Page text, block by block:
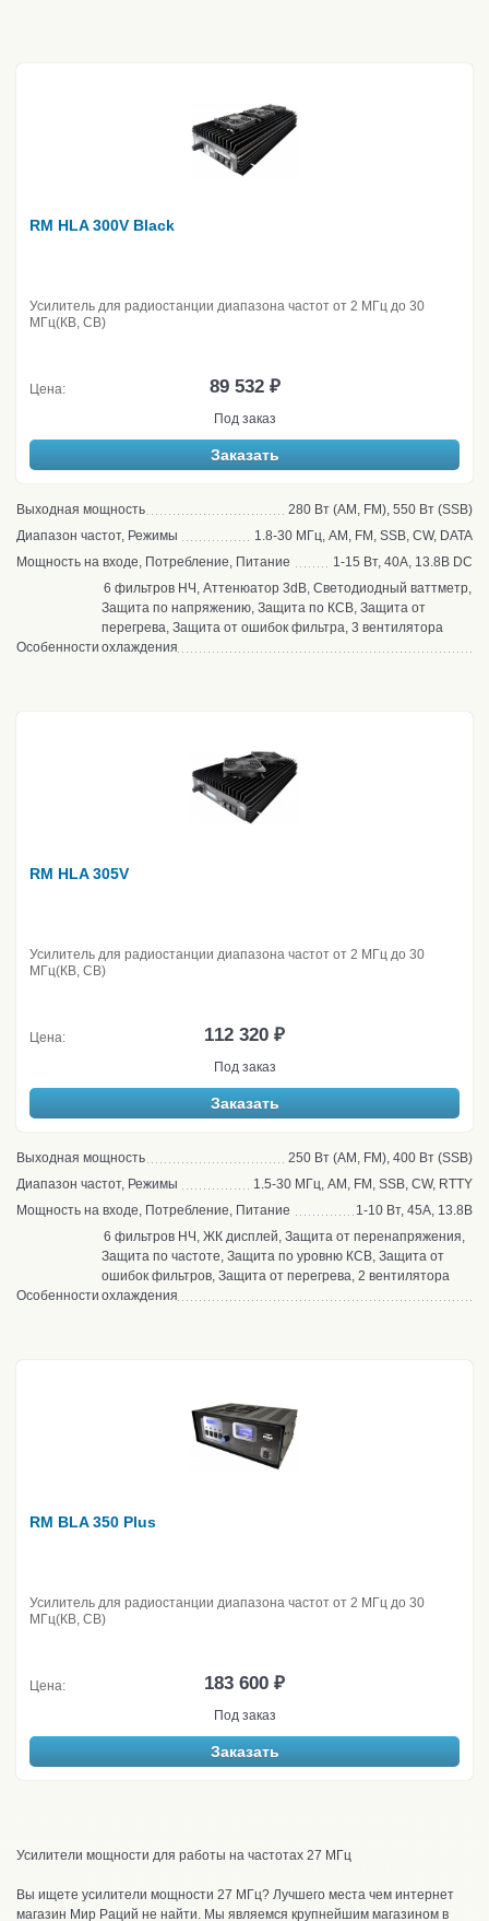
RM HLA 300V Black
Усилитель для радиостанции диапазона частот от 2 МГц до 30
МГц(КВ, CB)
Цена: 89 532 ₽
Под заказ
Заказать
Выходная мощность
280 Вт (AM, FM), 550 Вт (SSB)
Диапазон частот, Режимы
1.8-30 МГц, AM, FM, SSB, CW, DATA
Мощность на входе, Потребление, Питание
1-15 Вт, 40А, 13.8В DC
Особенности
6 фильтров НЧ, Аттенюатор 3dB, Светодиодный ваттметр,
Защита по напряжению, Защита по КСВ, Защита от
перегрева, Защита от ошибок фильтра, 3 вентилятора
охлаждения
RM HLA 305V
Усилитель для радиостанции диапазона частот от 2 МГц до 30
МГц(КВ, CB)
Цена: 112 320 ₽
Под заказ
Заказать
Выходная мощность
250 Вт (AM, FM), 400 Вт (SSB)
Диапазон частот, Режимы
1.5-30 МГц, AM, FM, SSB, CW, RTTY
Мощность на входе, Потребление, Питание
1-10 Вт, 45А, 13.8В
Особенности
6 фильтров НЧ, ЖК дисплей, Защита от перенапряжения,
Защита по частоте, Защита по уровню КСВ, Защита от
ошибок фильтров, Защита от перегрева, 2 вентилятора
охлаждения
RM BLA 350 Plus
Усилитель для радиостанции диапазона частот от 2 МГц до 30
МГц(КВ, CB)
Цена: 183 600 ₽
Под заказ
Заказать
Усилители мощности для работы на частотах 27 МГц
Вы ищете усилители мощности 27 МГц? Лучшего места чем интернет
магазин Мир Раций не найти. Мы являемся крупнейшим магазином в